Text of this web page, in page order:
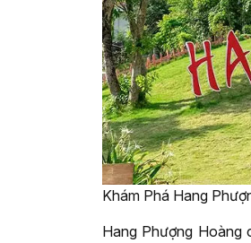
Khám Phá Hang
Hang Phượng Hoàng